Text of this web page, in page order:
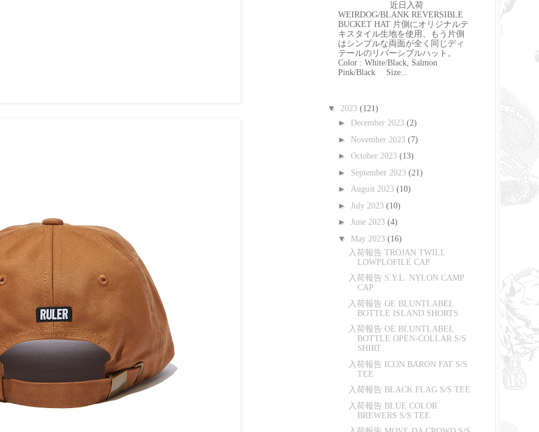
近日入荷
WEIRDOG/BLANK REVERSIBLE
BUCKET HAT 片側にオリジナルテ
キスタイル生地を使用、もう片側
はシンプルな両面が全く同じディ
テールのリバーシブルハット。
Color : White/Black, Salmon
Pink/Black Size...
▼ 2023 (121)
► December 2023 (2)
► November 2023 (7)
► October 2023 (13)
► September 2023 (21)
► August 2023 (10)
► July 2023 (10)
► June 2023 (4)
▼ May 2023 (16)
入荷報告 TROJAN TWILL
LOWPLOFILE CAP
入荷報告 S.Y.L. NYLON CAMP
CAP
入荷報告 OE BLUNTLABEL
BOTTLE ISLAND SHORTS
入荷報告 OE BLUNTLABEL
BOTTLE OPEN-COLLAR S/S
SHIRT
入荷報告 ICON BARON FAT S/S
TEE
入荷報告 BLACK FLAG S/S TEE
入荷報告 BLUE COLOR
BREWERS S/S TEE